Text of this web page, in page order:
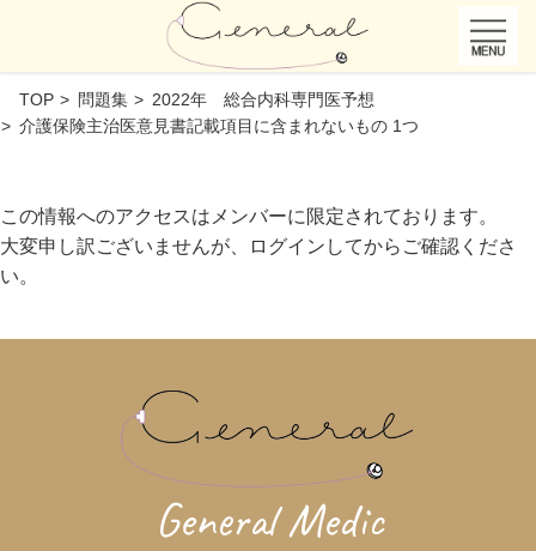
TOP 問題集
2022年 総合内科専門医予想
介護保険主治医意見書記載項目に含まれないもの 1つ
この情報へのアクセスはメンバーに限定されております。
大変申し訳ございませんが、ログインしてからご確認くださ
い。
General Medic